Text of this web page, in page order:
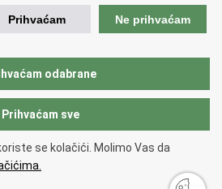
Transport
- Franjo Tuđman
mora, prometa i infrastrukture Republike
Prihvaćam Ne prihvaćam
odabrane
Prihvaćam sve
se kolačići. Molimo Vas da